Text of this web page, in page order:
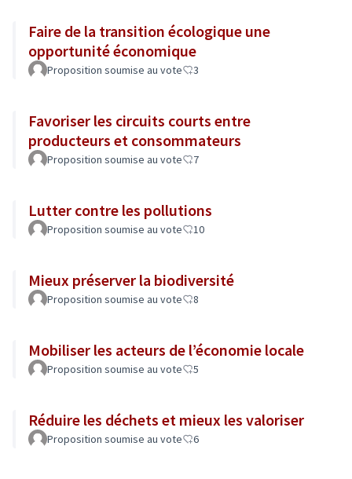
Faire de la transition écologique une
opportunité économique
Proposition soumise au vote 3
Favoriser les circuits courts entre
producteurs et consommateurs
Proposition soumise au vote 7
Lutter contre les pollutions
Proposition soumise au vote 10
Mieux préserver la biodiversité
Proposition soumise au vote 8
Mobiliser les acteurs de l’économie locale
Proposition soumise au vote 5
Réduire les déchets et mieux les valoriser
Proposition soumise au vote 6